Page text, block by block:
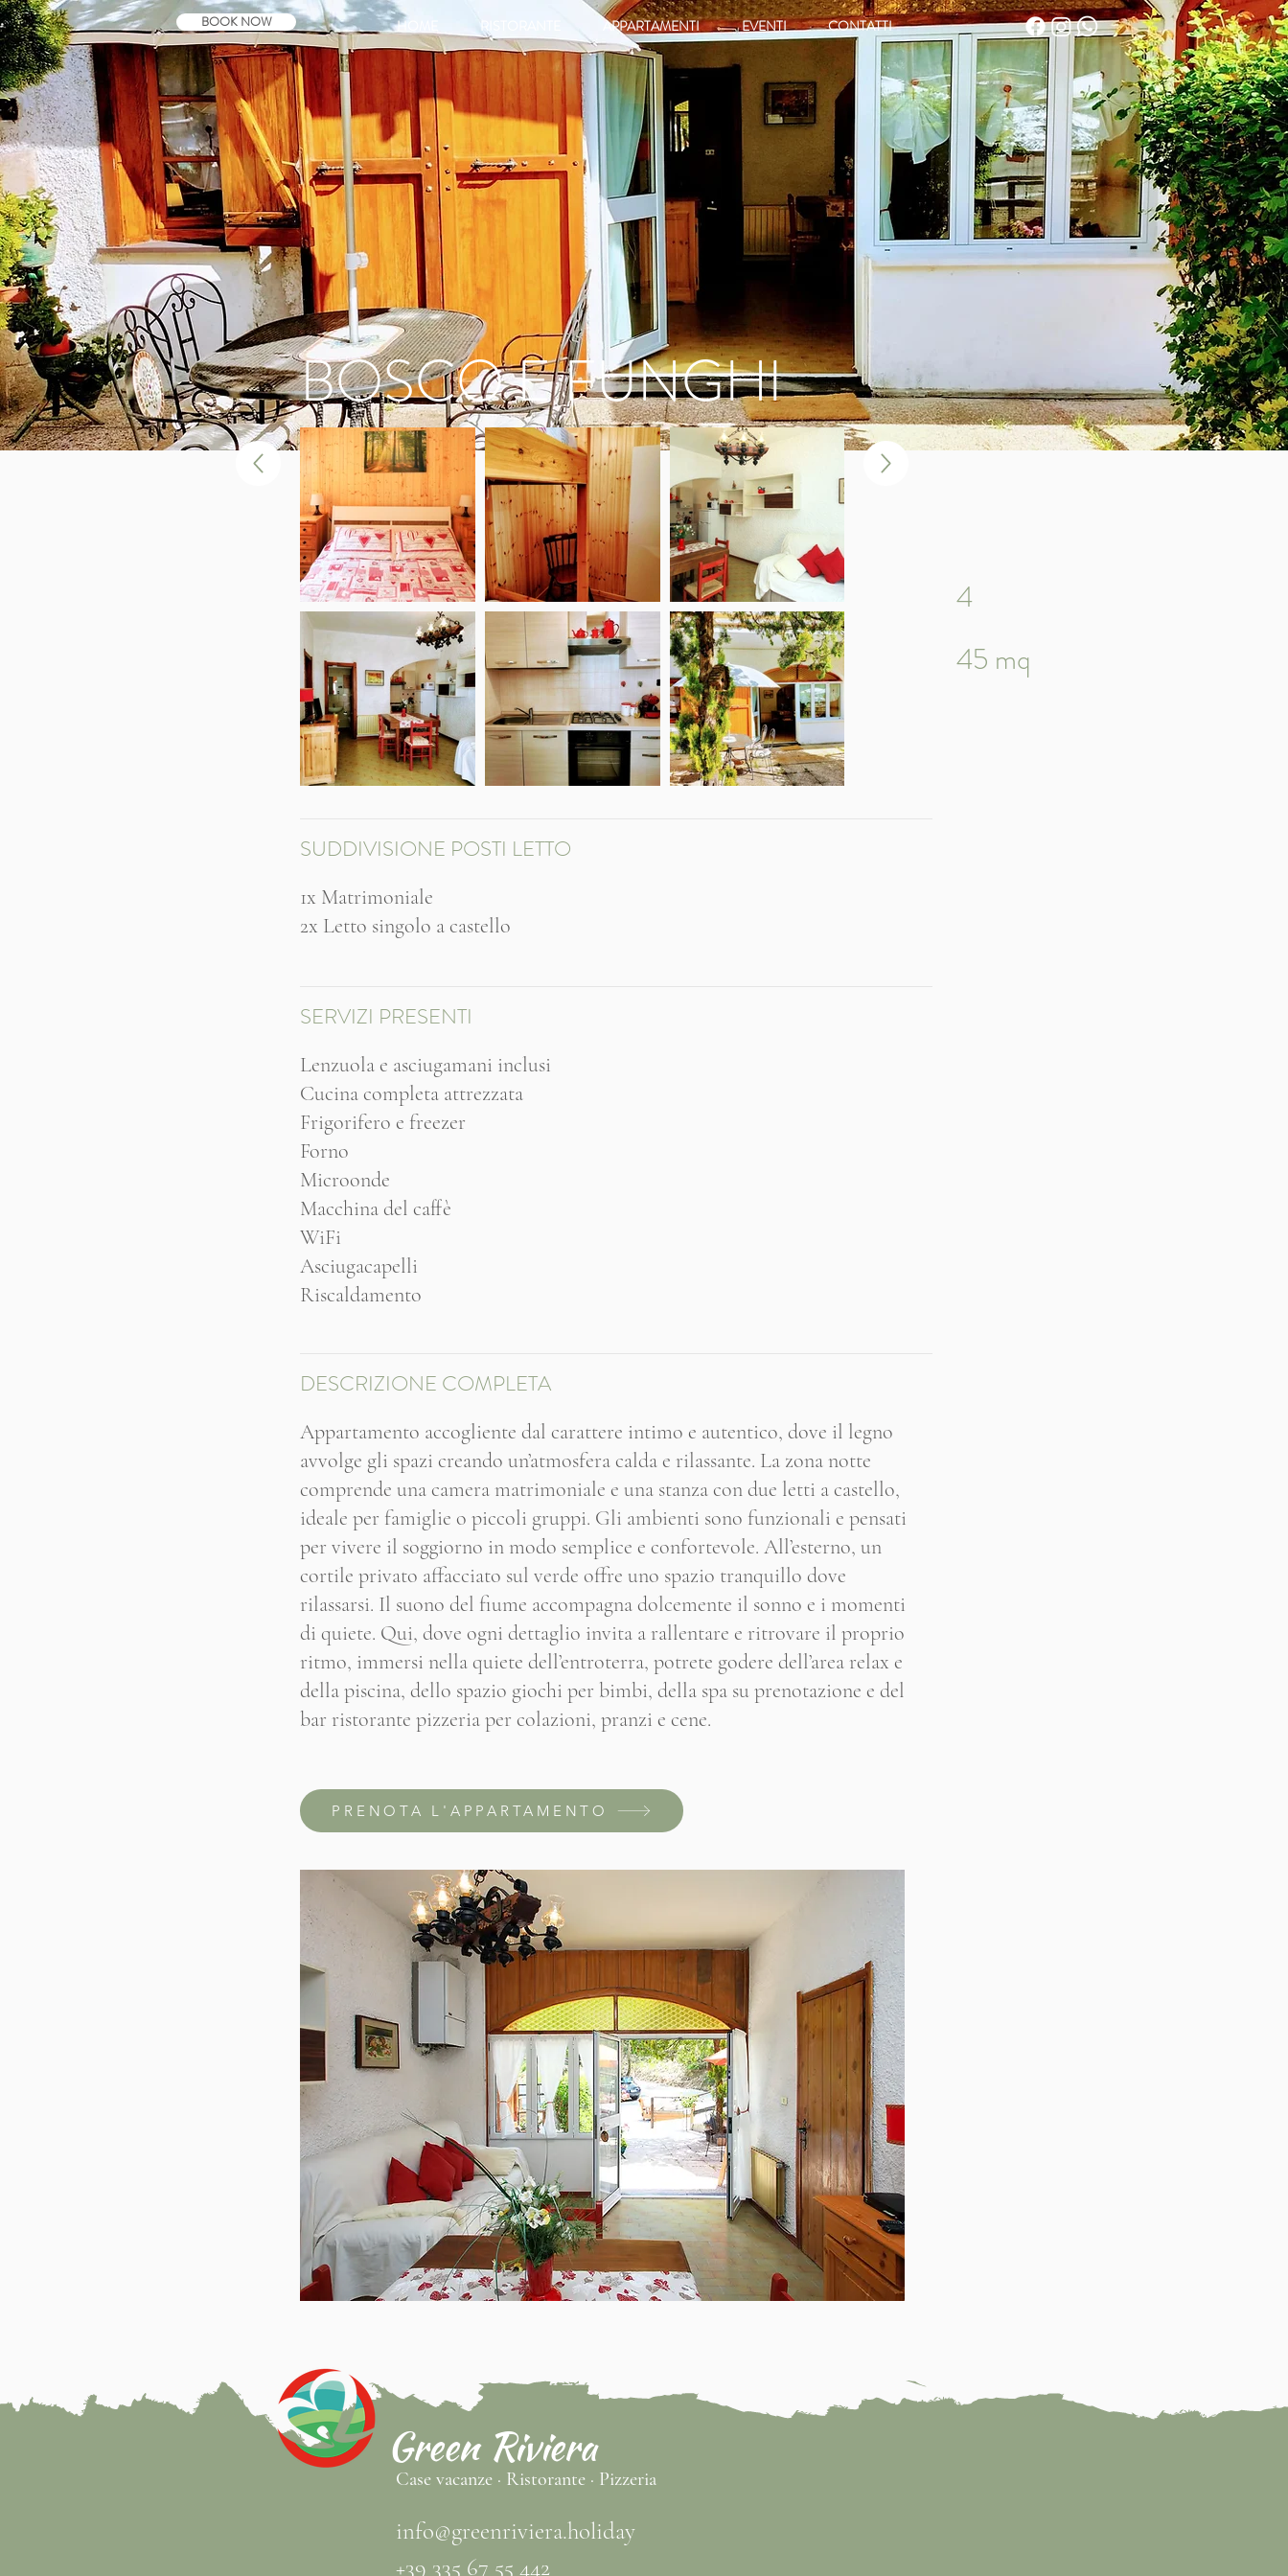
BOOK NOW HOME RISTORANTE APPARTAMENTI EVENTI CONTATTI
BOSCO E FUNGHI
4
45 mq
SUDDIVISIONE POSTI LETTO
1x Matrimoniale
2x Letto singolo a castello
SERVIZI PRESENTI
Lenzuola e asciugamani inclusi
Cucina completa attrezzata
Frigorifero e freezer
Forno
Microonde
Macchina del caffè
WiFi
Asciugacapelli
Riscaldamento
DESCRIZIONE COMPLETA
Appartamento accogliente dal carattere intimo e autentico, dove il legno
avvolge gli spazi creando un’atmosfera calda e rilassante. La zona notte
comprende una camera matrimoniale e una stanza con due letti a castello,
ideale per famiglie o piccoli gruppi. Gli ambienti sono funzionali e pensati
per vivere il soggiorno in modo semplice e confortevole. All’esterno, un
cortile privato affacciato sul verde offre uno spazio tranquillo dove
rilassarsi. Il suono del fiume accompagna dolcemente il sonno e i momenti
di quiete. Qui, dove ogni dettaglio invita a rallentare e ritrovare il proprio
ritmo, immersi nella quiete dell’entroterra, potrete godere dell’area relax e
della piscina, dello spazio giochi per bimbi, della spa su prenotazione e del
bar ristorante pizzeria per colazioni, pranzi e cene.
PRENOTA L'APPARTAMENTO
Green Riviera
Case vacanze · Ristorante · Pizzeria
info@greenriviera.holiday
+39 335 67 55 442